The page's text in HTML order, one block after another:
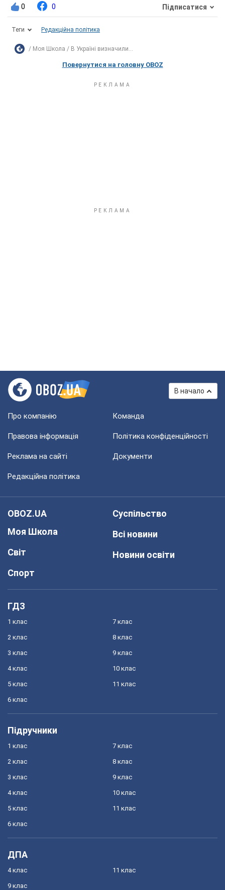
0 0 Підписатися
Теги Редакційна політика
Моя Школа В Україні визначили...
Повернутися на головну OBOZ
В начало
Про компанію Команда
Правова інформація Політика конфіденційності
Реклама на сайті Документи
Редакційна політика
OBOZ.UA
Моя Школа
Світ
Спорт
Суспільство
Всі новини
Новини освіти
ГДЗ
1 клас
2 клас
3 клас
4 клас
5 клас
6 клас
7 клас
8 клас
9 клас
10 клас
11 клас
Підручники
1 клас
2 клас
3 клас
4 клас
5 клас
6 клас
7 клас
8 клас
9 клас
10 клас
11 клас
ДПА
4 клас
9 клас
11 клас